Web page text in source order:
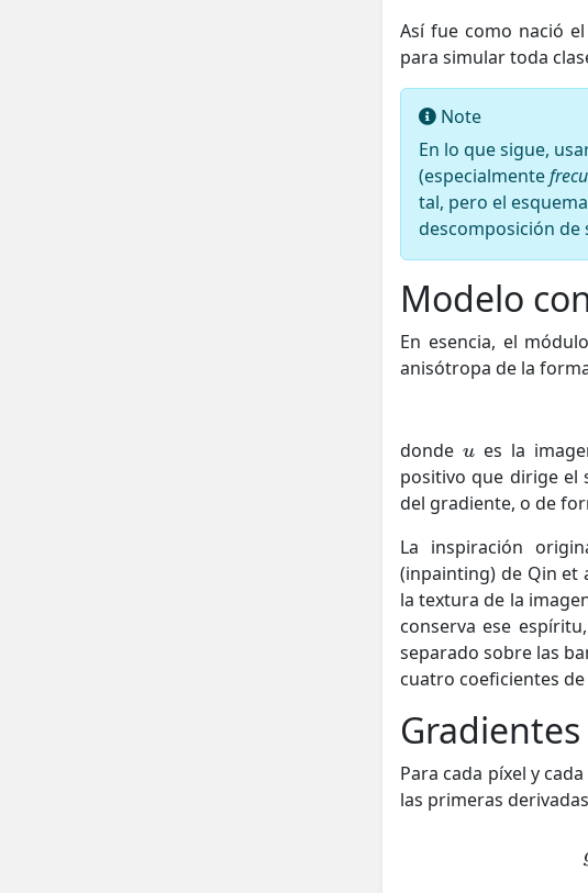
Así fue como nació
para simular toda
Note
En lo que sigue,
(especialmente
tal, pero el
descomposición de
Modelo
En esencia, el
anisótropa de la
donde es la
positivo que dirige el
del gradiente, o de
La inspiración
(inpainting) de Qin et
la textura de la
conserva ese
separado sobre las
cuatro coeficientes
Para cada píxel y
las primeras